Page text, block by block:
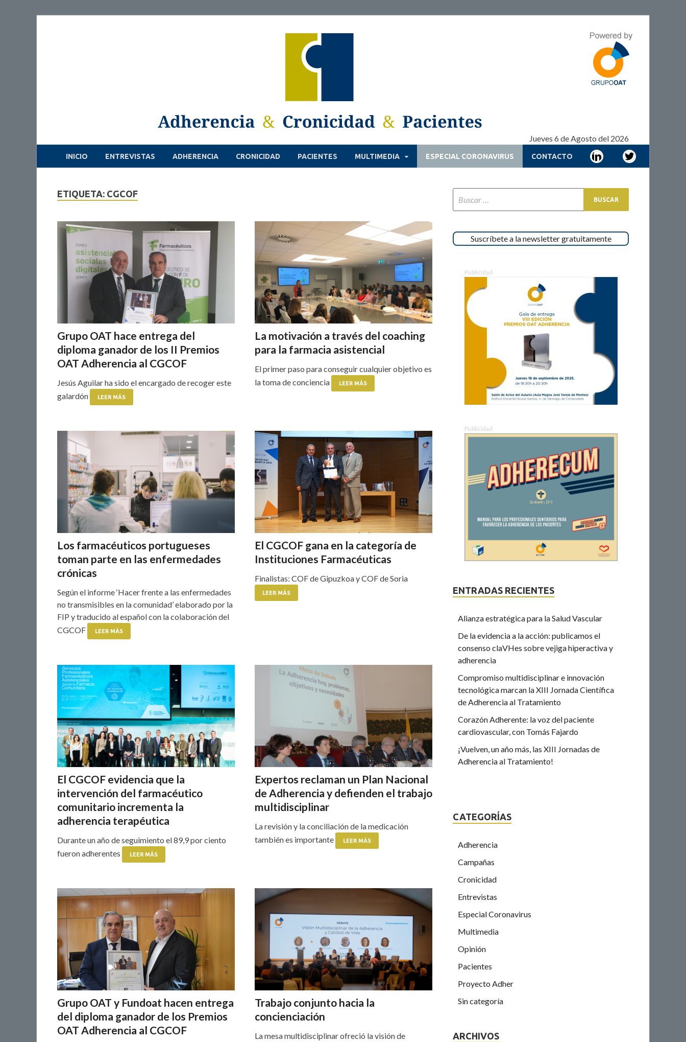
Adherencia –
Cronicidad –
Adherencia – Cronicidad – Pacientes
Jueves 6 de Agosto del 2026
INICIO ENTREVISTAS ADHERENCIA CRONICIDAD PACIENTES MULTIMEDIA ESPECIAL CORONAVIRUS CONTACTO
ETIQUETA: CGCOF
Grupo OAT hace entrega del
diploma ganador de los II Premios
OAT Adherencia al CGCOF
Jesús Aguilar ha sido el encargado de recoger este
galardón
LEER MÁS
La motivación a través del coaching
para la farmacia asistencial
El primer paso para conseguir cualquier objetivo es
la toma de conciencia
LEER MÁS
Los farmacéuticos portugueses
toman parte en las enfermedades
crónicas
Según el informe ‘Hacer frente a las enfermedades
no transmisibles en la comunidad’ elaborado por la
FIP y traducido al español con la colaboración del
CGCOF
LEER MÁS
El CGCOF gana en la categoría de
Instituciones Farmacéuticas
Finalistas: COF de Gipuzkoa y COF de Soria
LEER MÁS
El CGCOF evidencia que la
intervención del farmacéutico
comunitario incrementa la
adherencia terapéutica
Durante un año de seguimiento el 89,9 por ciento
fueron adherentes
LEER MÁS
Expertos reclaman un Plan Nacional
de Adherencia y defienden el trabajo
multidisciplinar
La revisión y la conciliación de la medicación
también es importante
LEER MÁS
Grupo OAT y Fundoat hacen entrega
del diploma ganador de los Premios
OAT Adherencia al CGCOF
Trabajo conjunto hacia la
concienciación
La mesa multidisciplinar ofreció la visión de
Suscríbete a la newsletter gratuitamente
Publicidad
Publicidad
ENTRADAS RECIENTES
Alianza estratégica para la Salud Vascular
De la evidencia a la acción: publicamos el
consenso claVHes sobre vejiga hiperactiva y
adherencia
Compromiso multidisciplinar e innovación
tecnológica marcan la XIII Jornada Científica
de Adherencia al Tratamiento
Corazón Adherente: la voz del paciente
cardiovascular, con Tomás Fajardo
¡Vuelven, un año más, las XIII Jornadas de
Adherencia al Tratamiento!
CATEGORÍAS
Adherencia
Campañas
Cronicidad
Entrevistas
Especial Coronavirus
Multimedia
Opinión
Pacientes
Proyecto Adher
Sin categoría
ARCHIVOS